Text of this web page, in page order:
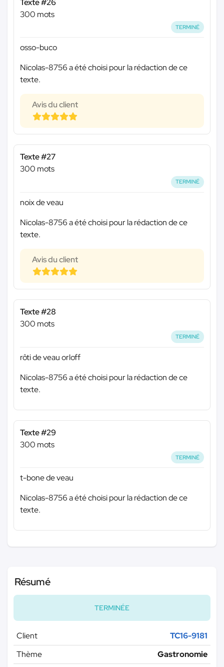
Texte #26
300 mots
TERMINÉ
osso-buco
Nicolas-8756 a été choisi pour la rédaction de ce
texte.
Avis du client
Texte #27
300 mots
TERMINÉ
noix de veau
Nicolas-8756 a été choisi pour la rédaction de ce
texte.
Avis du client
Texte #28
300 mots
TERMINÉ
rôti de veau orloff
Nicolas-8756 a été choisi pour la rédaction de ce
texte.
Texte #29
300 mots
TERMINÉ
t-bone de veau
Nicolas-8756 a été choisi pour la rédaction de ce
texte.
Résumé
TERMINÉE
Client
TC16-9181
Thème
Gastronomie